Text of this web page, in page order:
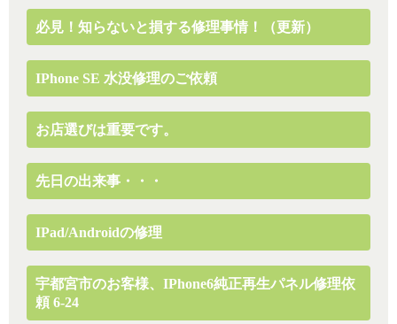
必見！知らないと損する修理事情！（更新）
IPhone SE 水没修理のご依頼
お店選びは重要です。
先日の出来事・・・
IPad/Androidの修理
宇都宮市のお客様、iPhone6純正再生パネル修理依
頼 6-24